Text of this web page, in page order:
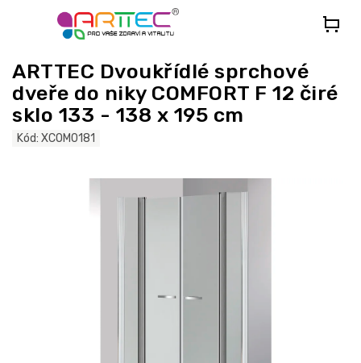
ARTTEC Dvoukřídlé sprchové
dveře do niky COMFORT F 12 čiré
sklo 133 - 138 x 195 cm
Kód: XCOM0181